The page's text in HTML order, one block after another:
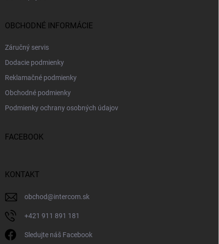
OBCHODNÉ INFORMÁCIE
Záručný servis
Dodacie podmienky
Reklamačné podmienky
Obchodné podmienky
Podmienky ochrany osobných údajov
FACEBOOK
KONTAKT
obchod@intercom.sk
+421 911 891 181
Sledujte náš Facebook